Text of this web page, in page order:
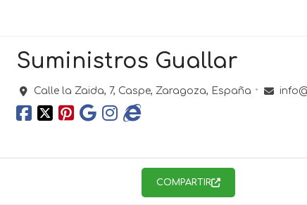
Suministros Guallar
Calle la Zaida, 7, Caspe, Zaragoza, España
COMPARTIR